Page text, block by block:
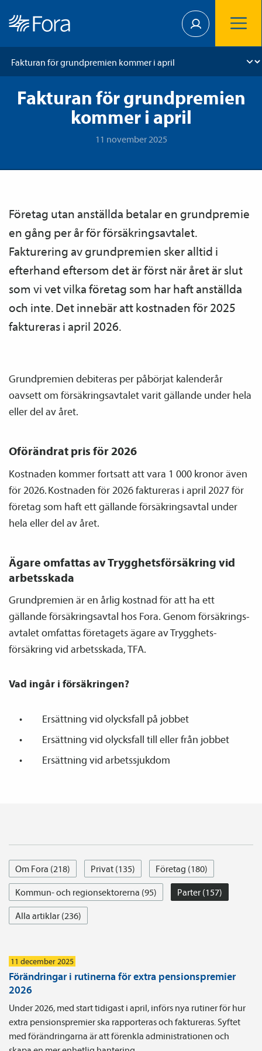
Fakturan för grundpremien
kommer i april
11 november 2025
Företag utan anställda betalar en grundpremie
en gång per år för försäkrings­avtalet.
Fakturering av grundpremien sker alltid i
efterhand eftersom det är först när året är slut
som vi vet vilka företag som har haft anställda
och inte. Det innebär att kostnaden för 2025
faktureras i april 2026.
Grundpremien debiteras per påbörjat kalenderår
oavsett om försäkrings­avtalet varit gällande under hela
eller del av året.
Oförändrat pris för 2026
Kostnaden kommer fortsatt att vara 1 000 kronor även
för 2026. Kostnaden för 2026 faktureras i april 2027 för
företag som haft ett gällande försäkrings­avtal under
hela eller del av året.
Ägare omfattas av Trygghets­försäkring vid
arbetsskada
Grundpremien är en årlig kostnad för att ha ett
gällande försäkrings­avtal hos Fora. Genom försäkrings­
avtalet omfattas företagets ägare av Trygghets­
försäkring vid arbetsskada, TFA.
Vad ingår i försäkringen?
Ersättning vid olycksfall på jobbet
Ersättning vid olycksfall till eller från jobbet
Ersättning vid arbetssjukdom
Om Fora (218) Privat (135)
Företag (180)
Kommun- och regionsektorerna (95)
Parter (157)
Alla artiklar (236)
11 december 2025
Förändringar i rutinerna för extra pensionspremier
2026
Under 2026, med start tidigast i april, införs nya rutiner för hur
extra pensionspremier ska rapporteras och faktureras. Syftet
med förändringarna är att förenkla administrationen och